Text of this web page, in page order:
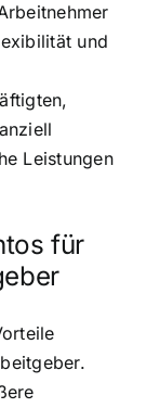
und
Leistungen
für